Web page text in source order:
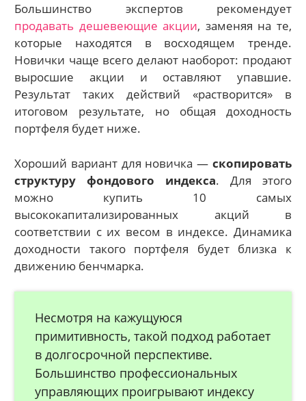
Большинство экспертов рекомендует
продавать дешевеющие акции, заменяя на те,
которые находятся в восходящем тренде.
Новички чаще всего делают наоборот: продают
выросшие акции и оставляют упавшие.
Результат таких действий «растворится» в
итоговом результате, но общая доходность
портфеля будет ниже.
Хороший вариант для новичка — скопировать
структуру фондового индекса. Для этого
можно купить 10 самых
высококапитализированных акций в
соответствии с их весом в индексе. Динамика
доходности такого портфеля будет близка к
движению бенчмарка.
Несмотря на кажущуюся
примитивность, такой подход работает
в долгосрочной перспективе.
Большинство профессиональных
управляющих проигрывают индексу